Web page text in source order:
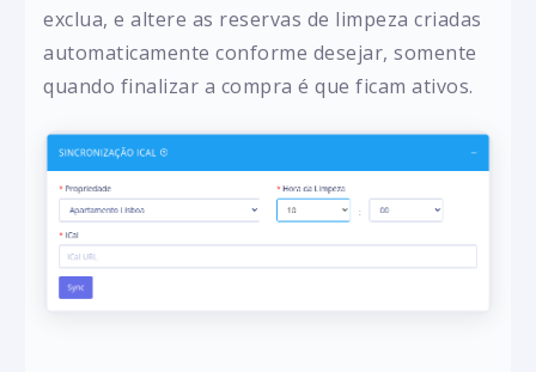
exclua, e altere as reservas de limpeza criadas
automaticamente conforme desejar, somente
quando finalizar a compra é que ficam ativos.